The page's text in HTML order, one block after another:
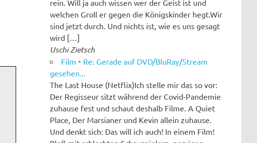
rein. Will ja auch wissen wer der Geist ist und
welchen Groll er gegen die Königskinder hegt.Wir
sind jetzt durch. Und nichts ist, wie es uns gesagt
wird […]
Uschi Zietsch
Film • Re: Gerade auf DVD/BluRay/Stream
gesehen...
The Last House (Netflix)Ich stelle mir das so vor:
Der Regisseur sitzt während der Covid-Pandemie
zuhause fest und schaut deshalb Filme. A Quiet
Place, Der Marsianer und Kevin allein zuhause.
Und denkt sich: Das will ich auch! In einem Film!